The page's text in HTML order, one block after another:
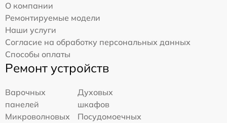
О компании
Ремонтируемые модели
Наши услуги
Согласие на обработку персональных данных
Способы оплаты
Ремонт устройств
Варочных
панелей
Духовых
шкафов
Микроволновых
Посудомоечных